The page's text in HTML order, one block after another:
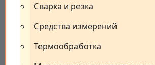
Сварка и резка
Средства измерений
Термообработка